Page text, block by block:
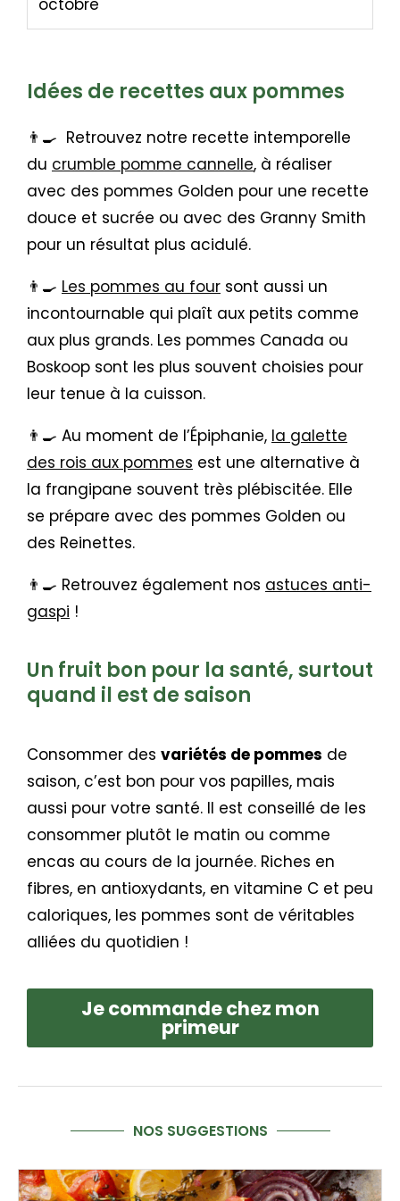
octobre
Idées de recettes aux pommes
👨‍🍳 Retrouvez notre recette intemporelle
du crumble pomme cannelle, à réaliser
avec des pommes Golden pour une recette
douce et sucrée ou avec des Granny Smith
pour un résultat plus acidulé.
👨‍🍳 Les pommes au four sont aussi un
incontournable qui plaît aux petits comme
aux plus grands. Les pommes Canada ou
Boskoop sont les plus souvent choisies pour
leur tenue à la cuisson.
👨‍🍳 Au moment de l’Épiphanie, la galette
des rois aux pommes est une alternative à
la frangipane souvent très plébiscitée. Elle
se prépare avec des pommes Golden ou
des Reinettes.
👨‍🍳 Retrouvez également nos astuces anti-
gaspi !
Un fruit bon pour la santé, surtout
quand il est de saison
Consommer des variétés de pommes de
saison, c’est bon pour vos papilles, mais
aussi pour votre santé. Il est conseillé de les
consommer plutôt le matin ou comme
encas au cours de la journée. Riches en
fibres, en antioxydants, en vitamine C et peu
caloriques, les pommes sont de véritables
alliées du quotidien !
Je commande chez mon
primeur
NOS SUGGESTIONS